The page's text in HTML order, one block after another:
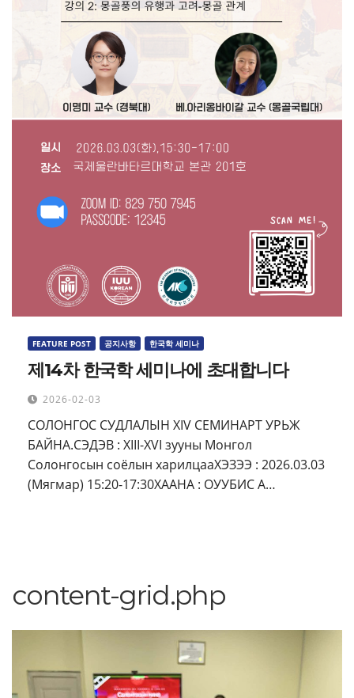
FEATURE POST 공지사항 한국학 세미나
제14차 한국학 세미나에 초대합니다
2026-02-03
СОЛОНГОС СУДЛАЛЫН XIV СЕМИНАРТ УРЬЖ
БАЙНА.СЭДЭВ : XIII-XVI зууны Монгол
Солонгосын соёлын харилцааХЭЗЭЭ : 2026.03.03
(Мягмар) 15:20-17:30ХААНА : ОУУБИС A…
content-grid.php